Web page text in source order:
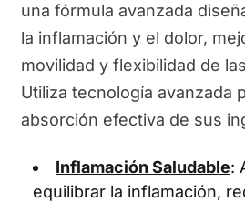
una fórmula avanzada
la inflamación y el dolor,
movilidad y flexibilidad de
Utiliza tecnología avanzada
absorción efectiva de sus
Inflamación Saludable:
equilibrar la inflamación,